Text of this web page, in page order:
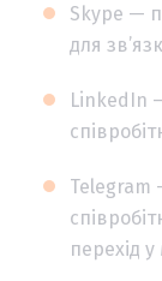
Skype —
для
LinkedIn
Telegram
перехід